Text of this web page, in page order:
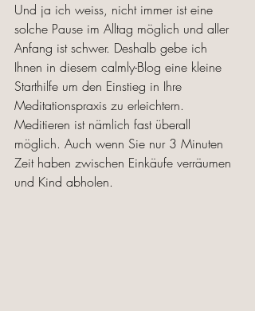
Und ja ich weiss, nicht immer ist eine
solche Pause im Alltag möglich und aller
Anfang ist schwer. Deshalb gebe ich
Ihnen in diesem calmly-Blog eine kleine
Starthilfe um den Einstieg in Ihre
Meditationspraxis zu erleichtern.
Meditieren ist nämlich fast überall
möglich. Auch wenn Sie nur 3 Minuten
Zeit haben zwischen Einkäufe verräumen
und Kind abholen.